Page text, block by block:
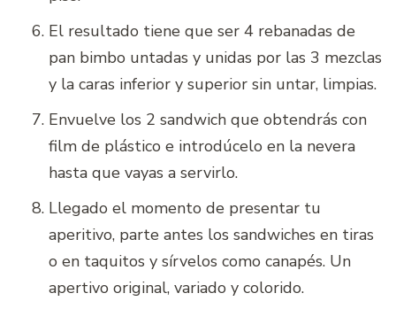
El resultado tiene que ser 4 rebanadas de
pan bimbo untadas y unidas por las 3 mezclas
y la caras inferior y superior sin untar, limpias.
Envuelve los 2 sandwich que obtendrás con
film de plástico e introdúcelo en la nevera
hasta que vayas a servirlo.
Llegado el momento de presentar tu
aperitivo, parte antes los sandwiches en tiras
o en taquitos y sírvelos como canapés. Un
apertivo original, variado y colorido.